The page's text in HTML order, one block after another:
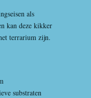
als
kan deze kikker
terrarium zijn.
substraten